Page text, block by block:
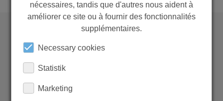
WANT TO SEE
nécessaires, tandis que d'autres nous aident à
améliorer ce site ou à fournir des fonctionnalités
supplémentaires.
Necessary cookies
Statistik
Marketing